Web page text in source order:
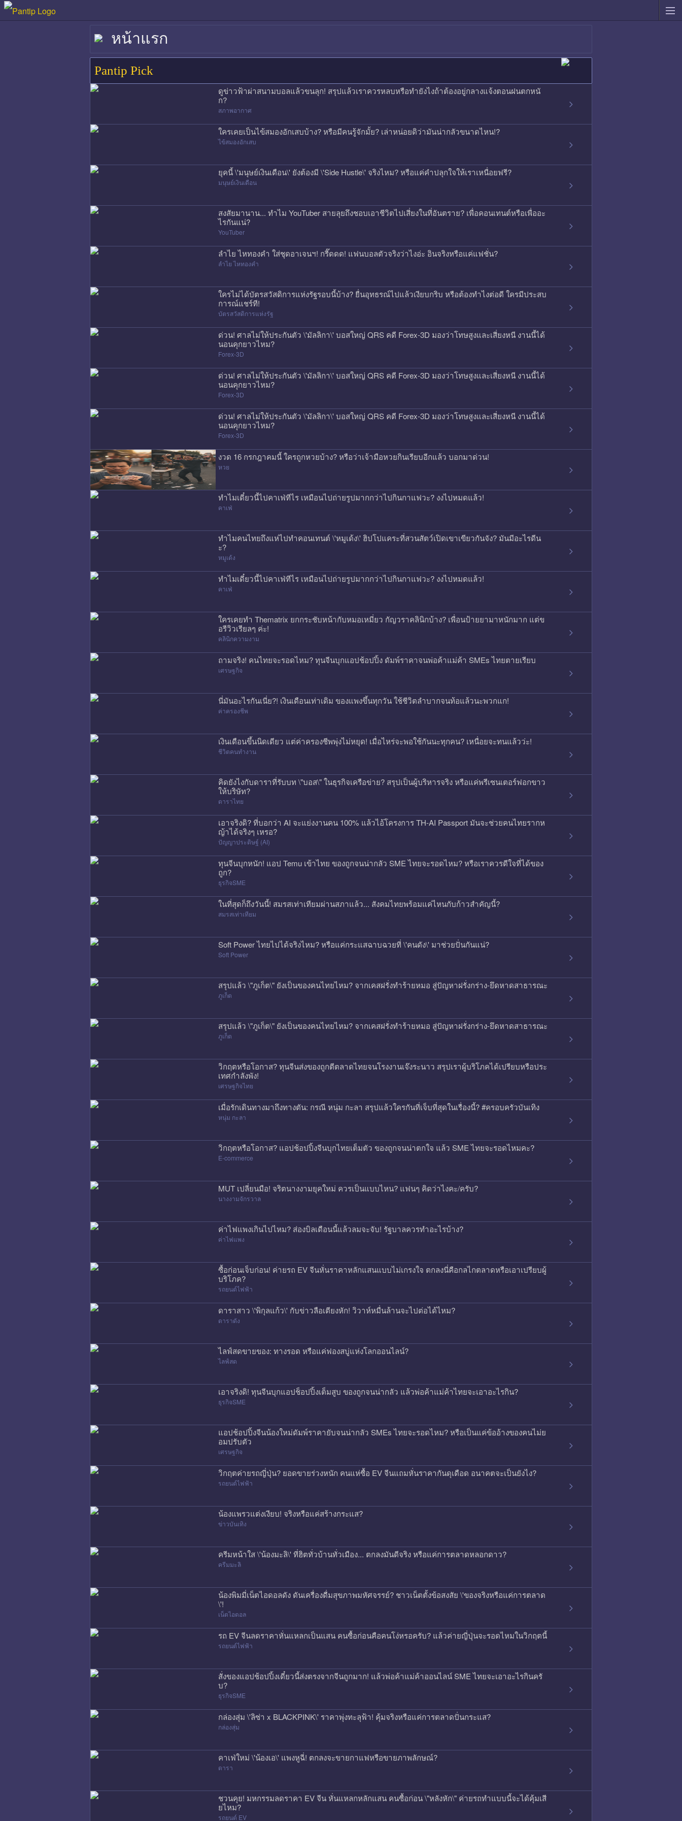
หน้าแรก
Pantip Pick
ดูข่าวฟ้าผ่าสนามบอลแล้วขนลุก! สรุปแล้วเราควรหลบหรือทำยังไงถ้าต้องอยู่กลางแจ้งตอนฝนตกหนั
ก?
สภาพอากาศ
ใครเคยเป็นไข้สมองอักเสบบ้าง? หรือมีคนรู้จักมั้ย? เล่าหน่อยดิว่ามันน่ากลัวขนาดไหน!?
ไข้สมองอักเสบ
ยุคนี้ \'มนุษย์เงินเดือน\' ยังต้องมี \'Side Hustle\' จริงไหม? หรือแค่คำปลุกใจให้เราเหนื่อยฟรี?
มนุษย์เงินเดือน
สงสัยมานาน... ทำไม YouTuber สายลุยถึงชอบเอาชีวิตไปเสี่ยงในที่อันตราย? เพื่อคอนเทนต์หรือเพื่ออะ
ไรกันแน่?
YouTuber
ลำไย ไหทองคำ ใส่ชุดอาเจนฯ! กรี๊ดดด! แฟนบอลตัวจริงว่าไงอ่ะ อินจริงหรือแค่แฟชั่น?
ลำไย ไหทองคำ
ใครไม่ได้บัตรสวัสดิการแห่งรัฐรอบนี้บ้าง? ยื่นอุทธรณ์ไปแล้วเงียบกริบ หรือต้องทำไงต่อดี ใครมีประสบ
การณ์แชร์ที!
บัตรสวัสดิการแห่งรัฐ
ด่วน! ศาลไม่ให้ประกันตัว \'มัลลิกา\' บอสใหญ่ QRS คดี Forex-3D มองว่าโทษสูงและเสี่ยงหนี งานนี้ได้
นอนคุกยาวไหม?
Forex-3D
ด่วน! ศาลไม่ให้ประกันตัว \'มัลลิกา\' บอสใหญ่ QRS คดี Forex-3D มองว่าโทษสูงและเสี่ยงหนี งานนี้ได้
นอนคุกยาวไหม?
Forex-3D
ด่วน! ศาลไม่ให้ประกันตัว \'มัลลิกา\' บอสใหญ่ QRS คดี Forex-3D มองว่าโทษสูงและเสี่ยงหนี งานนี้ได้
นอนคุกยาวไหม?
Forex-3D
งวด 16 กรกฎาคมนี้ ใครถูกหวยบ้าง? หรือว่าเจ้ามือหวยกินเรียบอีกแล้ว บอกมาด่วน!
หวย
ทำไมเดี๋ยวนี้ไปคาเฟ่ทีไร เหมือนไปถ่ายรูปมากกว่าไปกินกาแฟวะ? งงไปหมดแล้ว!
คาเฟ่
ทำไมคนไทยถึงแห่ไปทำคอนเทนต์ \'หมูเด้ง\' ฮิปโปแคระที่สวนสัตว์เปิดเขาเขียวกันจัง? มันมีอะไรดีน
ะ?
หมูเด้ง
ทำไมเดี๋ยวนี้ไปคาเฟ่ทีไร เหมือนไปถ่ายรูปมากกว่าไปกินกาแฟวะ? งงไปหมดแล้ว!
คาเฟ่
ใครเคยทำ Thematrix ยกกระชับหน้ากับหมอเหมี่ยว กัญวราคลินิกบ้าง? เพื่อนป้ายยามาหนักมาก แต่ข
อรีวิวเรียลๆ ค่ะ!
คลินิกความงาม
ถามจริง! คนไทยจะรอดไหม? ทุนจีนบุกแอปช้อปปิ้ง ดัมพ์ราคาจนพ่อค้าแม่ค้า SMEs ไทยตายเรียบ
เศรษฐกิจ
นี่มันอะไรกันเนี่ย?! เงินเดือนเท่าเดิม ของแพงขึ้นทุกวัน ใช้ชีวิตลำบากจนท้อแล้วนะพวกแก!
ค่าครองชีพ
เงินเดือนขึ้นนิดเดียว แต่ค่าครองชีพพุ่งไม่หยุด! เมื่อไหร่จะพอใช้กันนะทุกคน? เหนื่อยจะทนแล้วว่ะ!
ชีวิตคนทำงาน
คิดยังไงกับดาราที่รับบท \"บอส\" ในธุรกิจเครือข่าย? สรุปเป็นผู้บริหารจริง หรือแค่พรีเซนเตอร์ฟอกขาว
ให้บริษัท?
ดาราไทย
เอาจริงดิ? ที่บอกว่า AI จะแย่งงานคน 100% แล้วไอ้โครงการ TH-AI Passport มันจะช่วยคนไทยรากห
ญ้าได้จริงๆ เหรอ?
ปัญญาประดิษฐ์ (AI)
ทุนจีนบุกหนัก! แอป Temu เข้าไทย ของถูกจนน่ากลัว SME ไทยจะรอดไหม? หรือเราควรดีใจที่ได้ของ
ถูก?
ธุรกิจSME
ในที่สุดก็ถึงวันนี้! สมรสเท่าเทียมผ่านสภาแล้ว... สังคมไทยพร้อมแค่ไหนกับก้าวสำคัญนี้?
สมรสเท่าเทียม
Soft Power ไทยไปได้จริงไหม? หรือแค่กระแสฉาบฉวยที่ \'คนดัง\' มาช่วยปั่นกันแน่?
Soft Power
สรุปแล้ว \"ภูเก็ต\" ยังเป็นของคนไทยไหม? จากเคสฝรั่งทำร้ายหมอ สู่ปัญหาฝรั่งกร่าง-ยึดหาดสาธารณะ
ภูเก็ต
สรุปแล้ว \"ภูเก็ต\" ยังเป็นของคนไทยไหม? จากเคสฝรั่งทำร้ายหมอ สู่ปัญหาฝรั่งกร่าง-ยึดหาดสาธารณะ
ภูเก็ต
วิกฤตหรือโอกาส? ทุนจีนส่งของถูกตีตลาดไทยจนโรงงานเจ๊งระนาว สรุปเราผู้บริโภคได้เปรียบหรือประ
เทศกำลังพัง!
เศรษฐกิจไทย
เมื่อรักเดินทางมาถึงทางตัน: กรณี หนุ่ม กะลา สรุปแล้วใครกันที่เจ็บที่สุดในเรื่องนี้? #ครอบครัวบันเทิง
หนุ่ม กะลา
วิกฤตหรือโอกาส? แอปช้อปปิ้งจีนบุกไทยเต็มตัว ของถูกจนน่าตกใจ แล้ว SME ไทยจะรอดไหมคะ?
E-commerce
MUT เปลี่ยนมือ! จริตนางงามยุคใหม่ ควรเป็นแบบไหน? แฟนๆ คิดว่าไงคะ/ครับ?
นางงามจักรวาล
ค่าไฟแพงเกินไปไหม? ส่องบิลเดือนนี้แล้วลมจะจับ! รัฐบาลควรทำอะไรบ้าง?
ค่าไฟแพง
ซื้อก่อนเจ็บก่อน! ค่ายรถ EV จีนหั่นราคาหลักแสนแบบไม่เกรงใจ ตกลงนี่คือกลไกตลาดหรือเอาเปรียบผู้
บริโภค?
รถยนต์ไฟฟ้า
ดาราสาว \'พิกุลแก้ว\' กับข่าวลือเตียงหัก! วิวาห์หมื่นล้านจะไปต่อได้ไหม?
ดาราดัง
ไลฟ์สดขายของ: ทางรอด หรือแค่ฟองสบู่แห่งโลกออนไลน์?
ไลฟ์สด
เอาจริงดิ! ทุนจีนบุกแอปช็อปปิ้งเต็มสูบ ของถูกจนน่ากลัว แล้วพ่อค้าแม่ค้าไทยจะเอาอะไรกิน?
ธุรกิจSME
แอปช้อปปิ้งจีนน้องใหม่ดัมพ์ราคายับจนน่ากลัว SMEs ไทยจะรอดไหม? หรือเป็นแค่ข้ออ้างของคนไม่ย
อมปรับตัว
เศรษฐกิจ
วิกฤตค่ายรถญี่ปุ่น? ยอดขายร่วงหนัก คนแห่ซื้อ EV จีนแถมหั่นราคากันดุเดือด อนาคตจะเป็นยังไง?
รถยนต์ไฟฟ้า
น้องแพรวแต่งเงียบ! จริงหรือแค่สร้างกระแส?
ข่าวบันเทิง
ครีมหน้าใส \'น้องมะลิ\' ที่ฮิตทั่วบ้านทั่วเมือง... ตกลงมันดีจริง หรือแค่การตลาดหลอกดาว?
ครีมมะลิ
น้องพิมมี่เน็ตไอดอลดัง ดันเครื่องดื่มสุขภาพมหัศจรรย์? ชาวเน็ตตั้งข้อสงสัย \'ของจริงหรือแค่การตลาด
\'!
เน็ตไอดอล
รถ EV จีนลดราคาหั่นแหลกเป็นแสน คนซื้อก่อนคือคนโง่หรอครับ? แล้วค่ายญี่ปุ่นจะรอดไหมในวิกฤตนี้
รถยนต์ไฟฟ้า
สั่งของแอปช้อปปิ้งเดี๋ยวนี้ส่งตรงจากจีนถูกมาก! แล้วพ่อค้าแม่ค้าออนไลน์ SME ไทยจะเอาอะไรกินครั
บ?
ธุรกิจSME
กล่องสุ่ม \'ลิซ่า x BLACKPINK\' ราคาพุ่งทะลุฟ้า! คุ้มจริงหรือแค่การตลาดปั่นกระแส?
กล่องสุ่ม
คาเฟ่ใหม่ \'น้องเอ\' แพงหูฉี่! ตกลงจะขายกาแฟหรือขายภาพลักษณ์?
ดารา
ชวนคุย! มหกรรมลดราคา EV จีน หั่นแหลกหลักแสน คนซื้อก่อน \"หลังหัก\" ค่ายรถทำแบบนี้จะได้คุ้มเสี
ยไหม?
รถยนต์ EV